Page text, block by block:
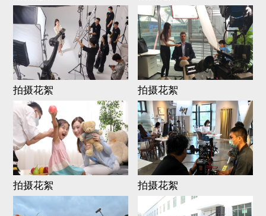
拍摄花絮 拍摄花絮
拍摄花絮 拍摄花絮